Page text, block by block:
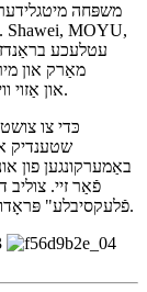
מאַרק און
באַקאַנטע פירמעס ווי Walmart, DHL, Pepsi און אַזוי ווייטער.
כּדי צו
שטענדיק
באַמערקונגען פון
פֿאַר זיי.
פֿלעקסיבלע" פּראָדוקטן, באַקומען מיר גוטע באַמערקונגען פֿונעם מאַרק.